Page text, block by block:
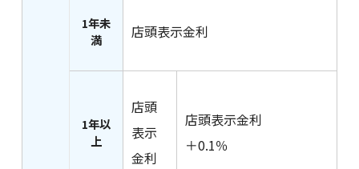
1年未
満
店頭表示金利
1年以
上
店頭
表示
金利
店頭表示金利
＋0.1％